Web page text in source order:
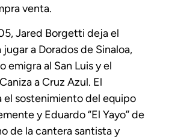
venta.
Jared Borgetti deja el
a Dorados de Sinaloa,
emigra al San Luis y el
a Cruz Azul. El
el sostenimiento del equipo
y Eduardo “El Yayo’’ de
de la cantera santista y